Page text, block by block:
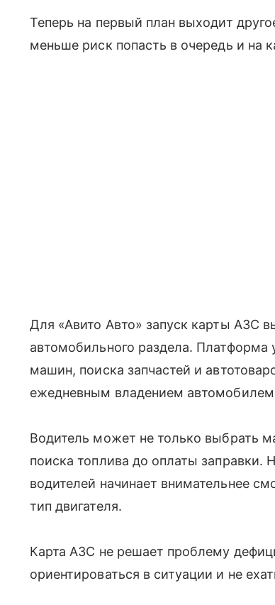
Теперь на первый план выходит
меньше риск попасть в очередь и на
Для «Авито Авто» запуск карты АЗС
автомобильного раздела. Платформа
машин, поиска запчастей и
ежедневным владением
Водитель может не только выбрать
поиска топлива до оплаты заправки.
водителей начинает внимательнее
тип двигателя.
Карта АЗС не решает проблему
ориентироваться в ситуации и не